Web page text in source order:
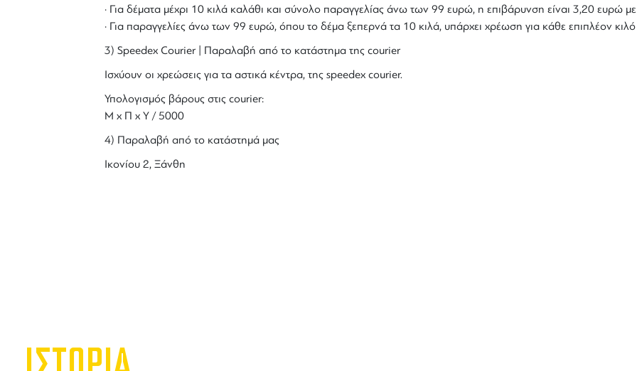
· Για δέματα μέχρι 10 κιλά καλάθι και σύνολο παραγγελίας άνω των 99 ευρώ, η επιβάρυνση είναι 3,20 ευρώ
· Για παραγγελίες άνω των 99 ευρώ, όπου το δέμα ξεπερνά τα 10 κιλά, υπάρχει χρέωση για κάθε επιπλέον
3) Speedex Courier | Παραλαβή από το κατάστημα της courier
Ισχύουν οι χρεώσεις για τα αστικά κέντρα, της speedex courier.
Υπολογισμός βάρους στις courier:
Μ x Π x Y / 5000
4) Παραλαβή από το κατάστημά μας
Ικονίου 2, Ξάνθη